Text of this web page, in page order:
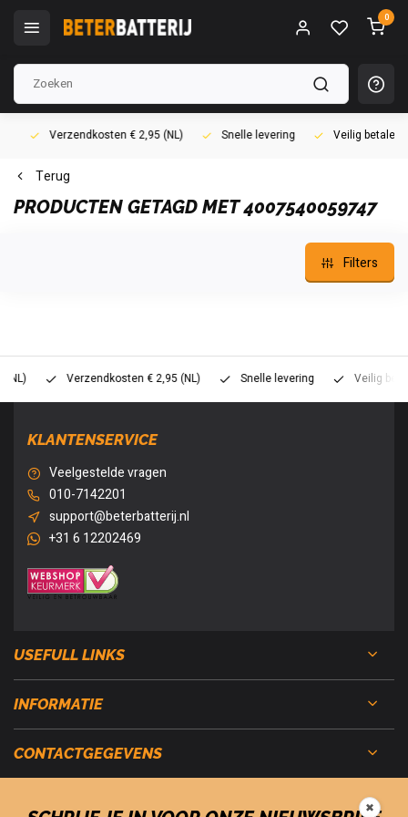
0
Verzendkosten € 2,95 (NL) Snelle levering Veilig betalen
Terug
PRODUCTEN GETAGD MET 4007540059747
Filters
Verzendkosten € 2,95 (NL) Snelle levering Veilig betalen
KLANTENSERVICE
Veelgestelde vragen
010-7142201
support@beterbatterij.nl
+31 6 12202469
USEFULL LINKS
INFORMATIE
CONTACTGEGEVENS
✖